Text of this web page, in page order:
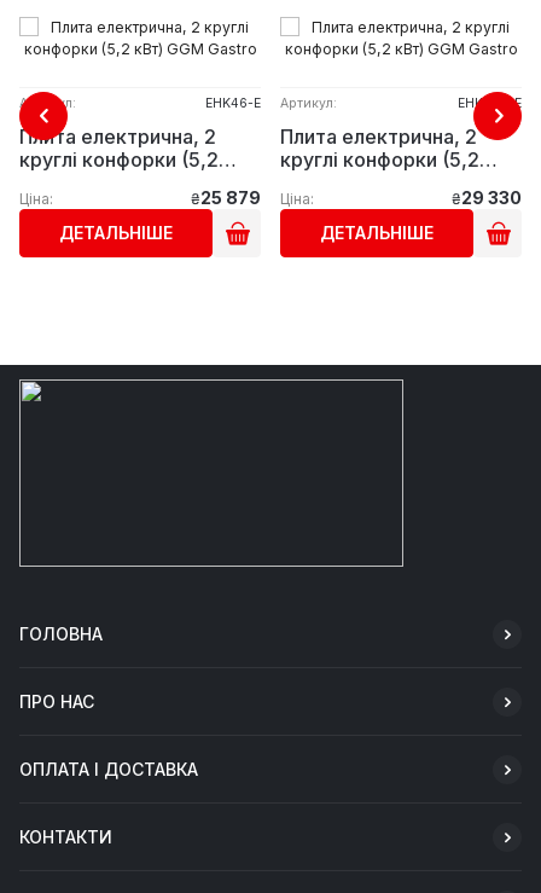
Артикул: EHK46-E
Плита електрична, 2
круглі конфорки (5,2
Ціна: ₴25 879
ДЕТАЛЬНІШЕ
Артикул: EHK400-E
Плита електрична, 2
круглі конфорки (5,2
Ціна: ₴29 330
ДЕТАЛЬНІШЕ
ГОЛОВНА
ПРО НАС
ОПЛАТА І ДОСТАВКА
КОНТАКТИ